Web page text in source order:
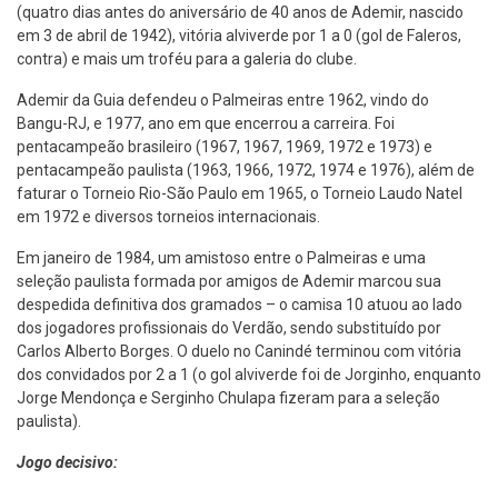
(quatro dias antes do aniversário de 40 anos de Ademir, nascido
em 3 de abril de 1942), vitória alviverde por 1 a 0 (gol de Faleros,
contra) e mais um troféu para a galeria do clube.
Ademir da Guia defendeu o Palmeiras entre 1962, vindo do
Bangu-RJ, e 1977, ano em que encerrou a carreira. Foi
pentacampeão brasileiro (1967, 1967, 1969, 1972 e 1973) e
pentacampeão paulista (1963, 1966, 1972, 1974 e 1976), além de
faturar o Torneio Rio-São Paulo em 1965, o Torneio Laudo Natel
em 1972 e diversos torneios internacionais.
Em janeiro de 1984, um amistoso entre o Palmeiras e uma
seleção paulista formada por amigos de Ademir marcou sua
despedida definitiva dos gramados – o camisa 10 atuou ao lado
dos jogadores profissionais do Verdão, sendo substituído por
Carlos Alberto Borges. O duelo no Canindé terminou com vitória
dos convidados por 2 a 1 (o gol alviverde foi de Jorginho, enquanto
Jorge Mendonça e Serginho Chulapa fizeram para a seleção
paulista).
Jogo decisivo: